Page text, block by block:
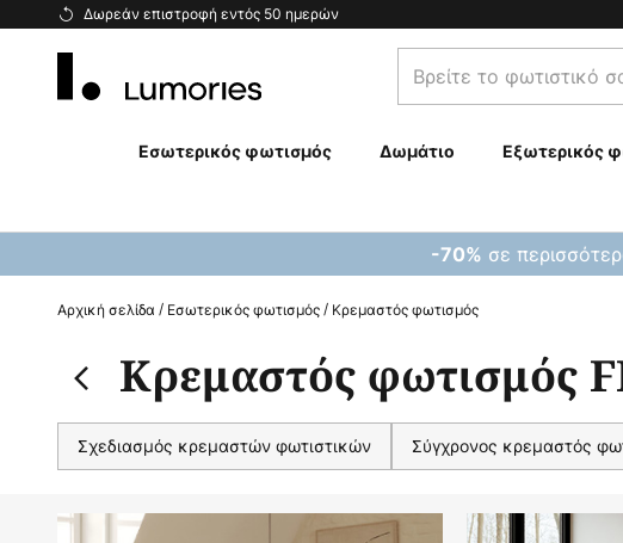
Δωρεάν επιστροφή εντός 50 ημερών
Μετάβαση
Βρείτε
το
σας...
Εσωτερικός φωτισμός Δωμάτιο Εξωτερικός
-70% σε
Αρχική σελίδα Εσωτερικός φωτισμός Κρεμαστός φωτισμός
Κρεμαστός φωτισμός
Σχεδιασμός κρεμαστών φωτιστικών Σύγχρονος κρεμαστός